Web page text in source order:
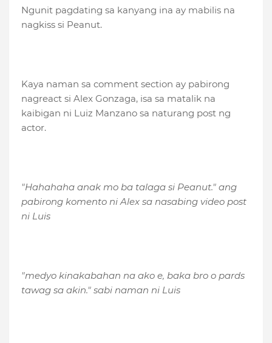
Ngunit pagdating sa kanyang ina ay mabilis na
nagkiss si Peanut.
Kaya naman sa comment section ay pabirong
nagreact si Alex Gonzaga, isa sa matalik na
kaibigan ni Luiz Manzano sa naturang post ng
actor.
"Hahahaha anak mo ba talaga si Peanut." ang
pabirong komento ni Alex sa nasabing video post
ni Luis
"medyo kinakabahan na ako e, baka bro o pards
tawag sa akin." sabi naman ni Luis